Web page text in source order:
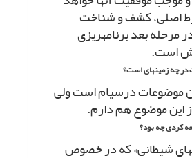
اصلى، کشف و شناخت
مرحله بعد برنامه‏ریزى
است.
در چه زمینه‏اى است؟
موضوعات درسى‏ام است ولى
این موضوع هم دارم.
کردى چه بود؟
شیطانى» که در خصوص